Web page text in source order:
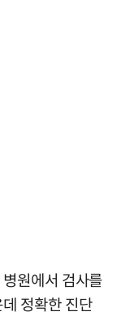
원에서 검사를
정확한 진단